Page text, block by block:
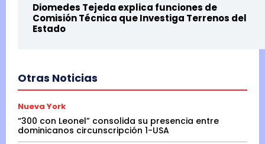
Diomedes Tejeda explica funciones de
Comisión Técnica que Investiga Terrenos del
Estado
Otras Noticias
Nueva York
“300 con Leonel” consolida su presencia entre
dominicanos circunscripción 1-USA